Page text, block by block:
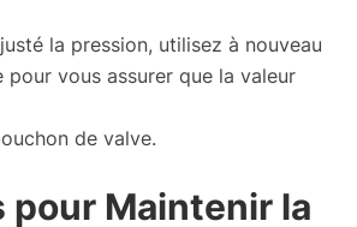
la pression, utilisez à nouveau
pour vous assurer que la valeur
de valve.
pour Maintenir la